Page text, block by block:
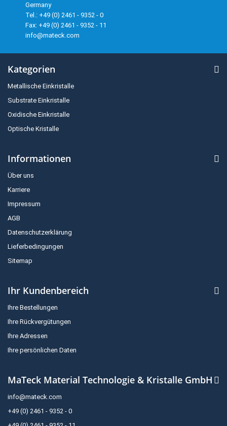
Germany
Tel.: +49 (0) 2461 - 9352 - 0
Fax: +49 (0) 2461 - 9352 - 11
info@mateck.com
Kategorien
Metallische Einkristalle
Substrate Einkristalle
Oxidische Einkristalle
Optische Kristalle
Informationen
Über uns
Karriere
Impressum
AGB
Datenschutzerklärung
Lieferbedingungen
Sitemap
Ihr Kundenbereich
Ihre Bestellungen
Ihre Rückvergütungen
Ihre Adressen
Ihre persönlichen Daten
MaTeck Material Technologie & Kristalle GmbH
info@mateck.com
+49 (0) 2461 - 9352 - 0